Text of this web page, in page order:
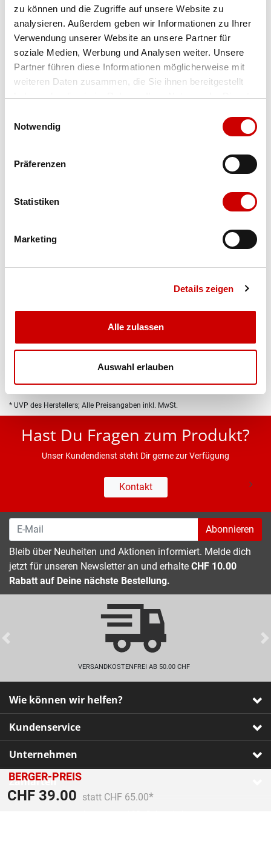
zu können und die Zugriffe auf unsere Website zu
analysieren. Außerdem geben wir Informationen zu Ihrer
Verwendung unserer Website an unsere Partner für
soziale Medien, Werbung und Analysen weiter. Unsere
Partner führen diese Informationen möglicherweise mit
weiteren Daten zusammen, die Sie ihnen bereitgestellt
haben oder die sie im Rahmen Ihrer Nutzung der Dienste
Notwendig
Präferenzen
Statistiken
Marketing
Details zeigen
Alle zulassen
Auswahl erlauben
Artikel-Nr.IH8245-royblu-ftwwht-purrub
Farbe royblu/ftwwht/purrub
BERGER-PREIS
CHF 39.00 Preis reduziert von
statt CHF 65.00
An
IN DEN WARENKORB
Bis 17:00 Uhr bestellen: morgen geliefert - ab CHF 50.00
Produktbeschreibung
* UVP des Herstellers; Alle Preisangaben inkl. MwSt.
Hast Du Fragen zum Produkt?
Unser Kundendienst steht Dir gerne zur Verfügung
Kontakt
Abonnieren
Bleib über Neuheiten und Aktionen informiert. Melde dich
jetzt für unseren Newsletter an und erhalte CHF 10.00
Rabatt auf Deine nächste Bestellung.
VERSANDKOSTENFREI AB 50.00 CHF
Previous
Wie können wir helfen?
Kundenservice
Unternehmen
Zahlarten